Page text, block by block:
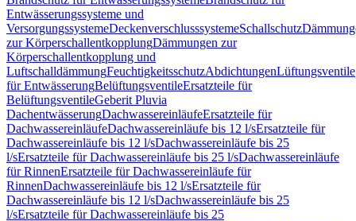
Entwässerungssysteme und
VersorgungssystemeDeckenverschlusssystemeSchallschutz
zur KörperschallentkopplungDämmungen zur
Körperschallentkopplung und
LuftschalldämmungFeuchtigkeitsschutzAbdichtungenLüftungsventile
für EntwässerungBelüftungsventileErsatzteile für
BelüftungsventileGeberit Pluvia
DachentwässerungDachwassereinläufeErsatzteile für
DachwassereinläufeDachwassereinläufe bis 12 l/sErsatzteile für
Dachwassereinläufe bis 12 l/sDachwassereinläufe bis 25
l/sErsatzteile für Dachwassereinläufe bis 25 l/sDachwassereinläufe
für RinnenErsatzteile für Dachwassereinläufe für
RinnenDachwassereinläufe bis 12 l/sErsatzteile für
Dachwassereinläufe bis 12 l/sDachwassereinläufe bis 25
l/sErsatzteile für Dachwassereinläufe bis 25